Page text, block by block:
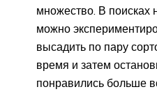
множество. В поисках
можно
высадить по пару
время и затем
понравились больше